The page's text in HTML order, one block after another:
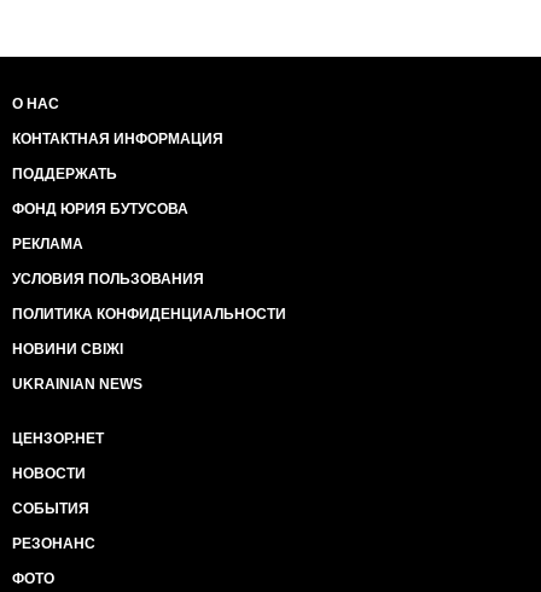
О НАС
КОНТАКТНАЯ ИНФОРМАЦИЯ
ПОДДЕРЖАТЬ
ФОНД ЮРИЯ БУТУСОВА
РЕКЛАМА
УСЛОВИЯ ПОЛЬЗОВАНИЯ
ПОЛИТИКА КОНФИДЕНЦИАЛЬНОСТИ
НОВИНИ СВІЖІ
UKRAINIAN NEWS
ЦЕНЗОР.НЕТ
НОВОСТИ
СОБЫТИЯ
РЕЗОНАНС
ФОТО